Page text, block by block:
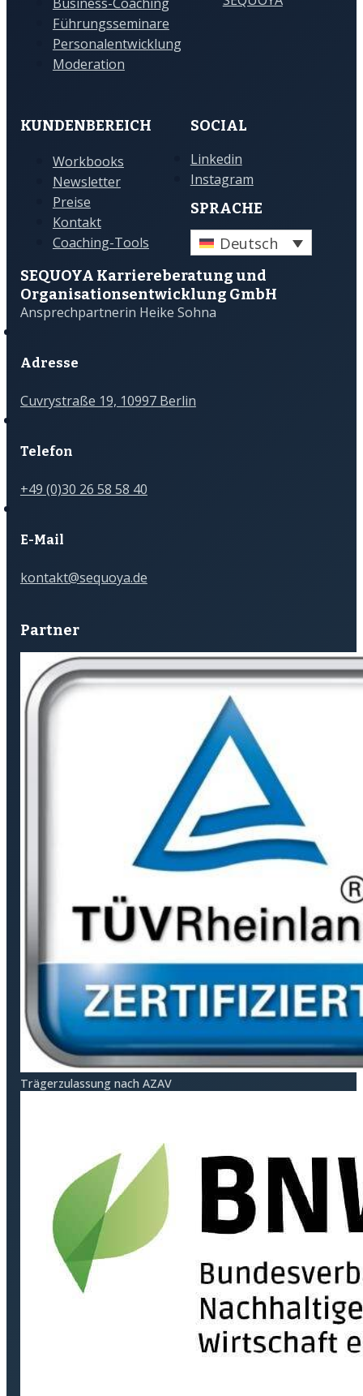
Führungsseminare
Personalentwicklung
Moderation
KUNDENBEREICH
Workbooks
Newsletter
Preise
Kontakt
Coaching-Tools
SOCIAL
Linkedin
Instagram
SPRACHE
Deutsch
SEQUOYA Karriere­­beratung und
Organisations­­entwicklung GmbH
Ansprechpartnerin Heike Sohna
Adresse
Cuvrystraße 19, 10997 Berlin
Telefon
+49 (0)30 26 58 58 40
E-Mail
kontakt@sequoya.de
Partner
Träger­zulassung nach AZAV